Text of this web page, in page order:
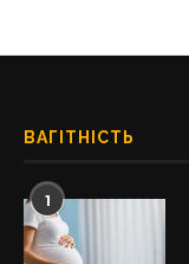
ВАГІТНІСТЬ
1